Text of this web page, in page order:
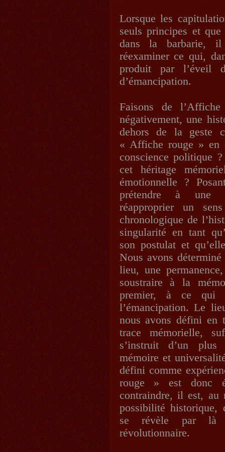
Lorsque les
seuls principes et
dans la barbarie,
réexaminer ce qui,
produit par l’éveil
d’émancipation.
Faisons de
négativement, une
dehors de la geste
« Affiche rouge » en
conscience politique
cet héritage
émotionnelle ?
prétendre à une
réapproprier un
chronologique de
singularité en tant
son postulat et
Nous avons
lieu, une
soustraire à la
premier, à ce qui
l’émancipation. Le
nous avons défini en
trace mémorielle,
s’instruit d’un
mémoire et
défini comme
rouge » est donc
contraindre, il est, au
possibilité historique,
se révèle par là
révolutionnaire.